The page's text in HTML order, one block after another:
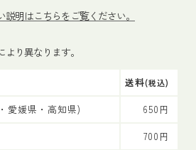
明はこちらをご覧ください。
り異なります。
送料(税込)
愛媛県・高知県)
650円
700円